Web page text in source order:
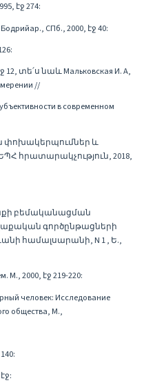
էջ 274:
СПб., 2000, էջ 40:
12, տե՛ս նաև Мальковская И. А,
//
в современном
փոխակերպումներ և
հրատարակչություն, 2018,
բեմականացման
գործընթացների
համալսարանի, N 1 , Ե.,
М., 2000, էջ 219-220:
человек: Исследование
общества, М.,